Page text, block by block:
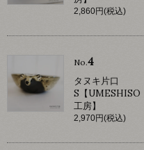
2,860円(税込)
No.4
タヌキ片口
S【UMESHISO
工房】
2,970円(税込)